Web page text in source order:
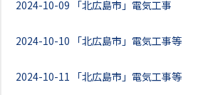
2024-10-09 「北広島市」電気工事
2024-10-10 「北広島市」電気工事等
2024-10-11 「北広島市」電気工事等